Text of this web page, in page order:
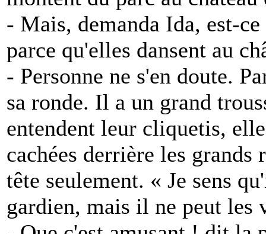
- Mais, demanda Ida, est-
parce qu'elles dansent au
- Personne ne s'en doute.
sa ronde. Il a un grand
entendent leur cliquetis,
cachées derrière les grands
tête seulement. « Je sens
gardien, mais il ne peut les